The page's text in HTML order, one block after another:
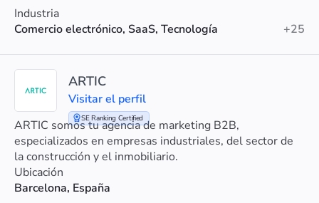
Industria
Comercio electrónico, SaaS, Tecnología
+25
SE Ranking Certified
ARTIC
Visitar el perfil
ARTIC somos tu agencia de marketing B2B,
especializados en empresas industriales, del sector de
la construcción y el inmobiliario.
Ubicación
Barcelona, España